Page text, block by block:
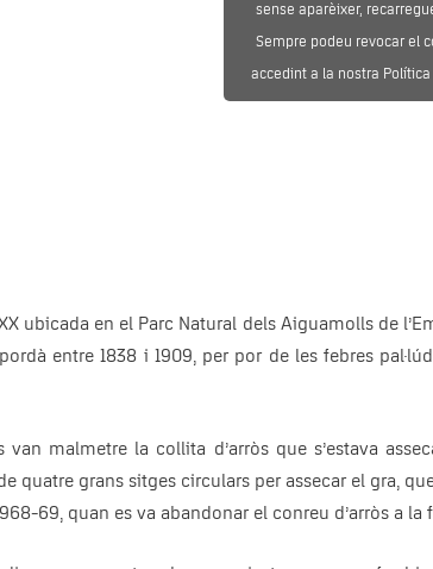
sense aparèixer,
Sempre podeu revocar el
accedint a la nostra
ubicada en el Parc Natural dels Aiguamolls de
entre 1838 i 1909, per por de les febres
malmetre la collita d’arròs que s’estava
quatre grans sitges circulars per assecar el gra,
69, quan es va abandonar el conreu d’arròs a la